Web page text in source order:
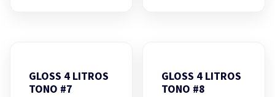
GLOSS 4 LITROS
TONO #7
GLOSS 4 LITROS
TONO #8